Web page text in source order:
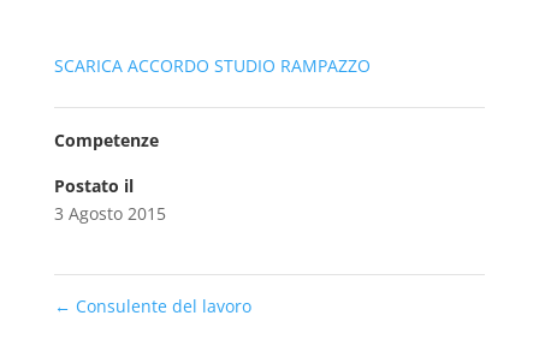
SCARICA ACCORDO STUDIO RAMPAZZO
Competenze
Postato il
3 Agosto 2015
← Consulente del lavoro